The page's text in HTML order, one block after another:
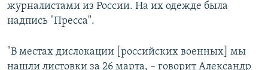
журналистами из России. На их одежде была
надпись "Пресса".
"В местах дислокации [российских военных] мы
нашли листовки за 26 марта, – говорит Александр